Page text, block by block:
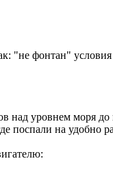
"не фонтан"
уровнем моря
поспали на удобно